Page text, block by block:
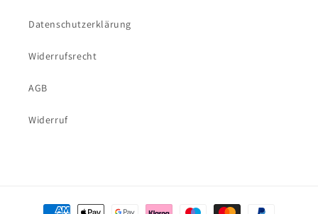
Datenschutzerklärung
Widerrufsrecht
AGB
Widerruf
Zahlungsmethoden